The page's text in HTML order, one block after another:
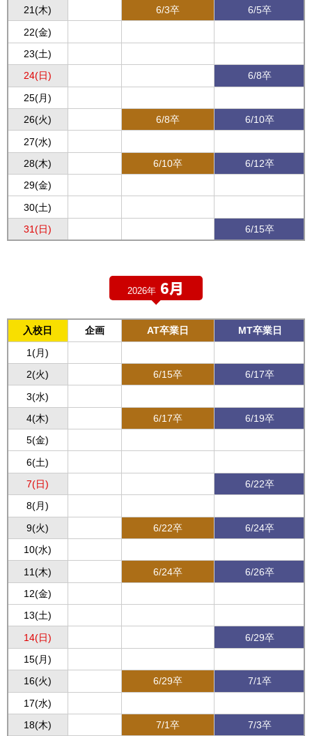
21(木) 6/3卒
6/5卒
22(金)
23(土)
24(日)
6/8卒
25(月)
26(火)
6/8卒
6/10卒
27(水)
28(木)
6/10卒
6/12卒
29(金)
30(土)
31(日)
6/15卒
2026年 6月
入校日 企画 AT卒業日
MT卒業日
1(月)
2(火)
6/15卒
6/17卒
3(水)
4(木)
6/17卒
6/19卒
5(金)
6(土)
7(日)
6/22卒
8(月)
9(火)
6/22卒
6/24卒
10(水)
11(木)
6/24卒
6/26卒
12(金)
13(土)
14(日)
6/29卒
15(月)
16(火)
6/29卒
7/1卒
17(水)
18(木)
7/1卒
7/3卒